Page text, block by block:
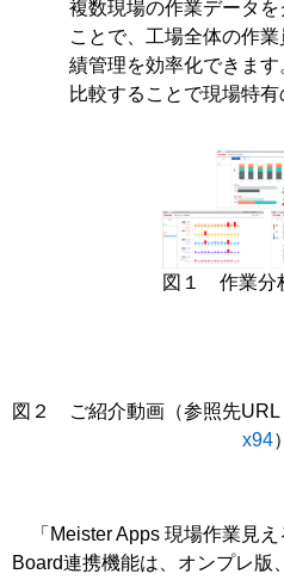
複数現場の作業データ
ことで、工場全体の作
績管理を効率化できま
比較することで現場特有
図１ 作業分
図２ ご紹介動画（参照先URL
x94）
「Meister Apps 現場作業見え
Board連携機能は、オンプレ版